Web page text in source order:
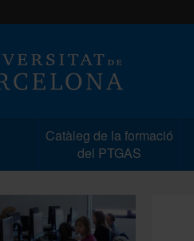
Catàleg de la formació
del PTGAS